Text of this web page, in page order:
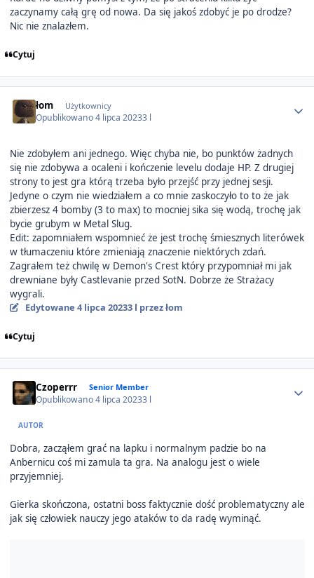
zaczynamy całą grę od nowa. Da się jakoś zdobyć je po drodze?
Nic nie znalazłem.
Cytuj
łom Użytkownicy
Opublikowano4 lipca 20233 l
Nie zdobyłem ani jednego. Więc chyba nie, bo punktów żadnych
się nie zdobywa a ocaleni i kończenie levelu dodaje HP. Z drugiej
strony to jest gra którą trzeba było przejść przy jednej sesji.
Jedyne o czym nie wiedziałem a co mnie zaskoczyło to to że jak
zbierzesz 4 bomby (3 to max) to mocniej sika się wodą, trochę jak
bycie grubym w Metal Slug.
Edit: zapomniałem wspomnieć że jest trochę śmiesznych literówek
w tłumaczeniu które zmieniają znaczenie niektórych zdań.
Zagrałem też chwilę w Demon's Crest który przypomniał mi jak
drewniane były Castlevanie przed SotN. Dobrze że Strażacy
wygrali.
Edytowane 4 lipca 20233 l przez łom
Cytuj
Czoperrr Senior Member
Opublikowano4 lipca 20233 l
AUTOR
Dobra, zacząłem grać na lapku i normalnym padzie bo na
Anbernicu coś mi zamula ta gra. Na analogu jest o wiele
przyjemniej.
Gierka skończona, ostatni boss faktycznie dość problematyczny ale
jak się człowiek nauczy jego ataków to da radę wyminąć.